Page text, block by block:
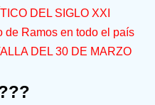
DEL SIGLO XXI
de Ramos en todo el país
DEL 30 DE MARZO